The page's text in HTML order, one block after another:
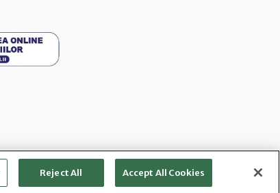
Reject All Accept All Cookies